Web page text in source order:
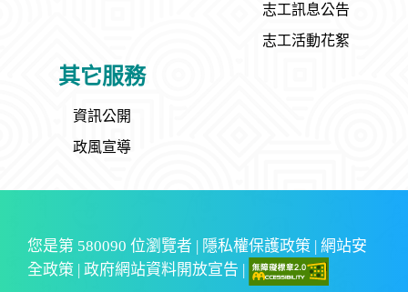
志工訊息公告
志工活動花絮
其它服務
資訊公開
政風宣導
您是第 580090 位瀏覽者 | 隱私權保護政策
網站安
全政策
政府網站資料開放宣告